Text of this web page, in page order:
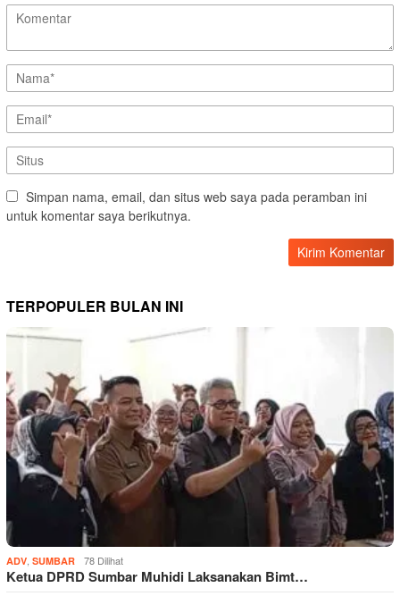
Simpan nama, email, dan situs web saya pada peramban ini
untuk komentar saya berikutnya.
TERPOPULER BULAN INI
ADV SUMBAR 78 Dilihat
Ketua DPRD Sumbar Muhidi Laksanakan Bimt…